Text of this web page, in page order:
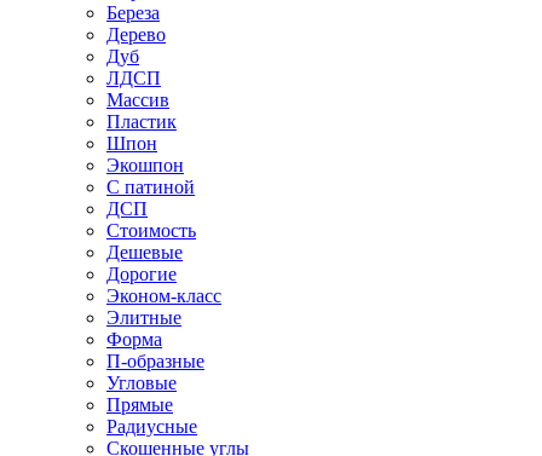
Береза
Дерево
Дуб
ЛДСП
Массив
Пластик
Шпон
Экошпон
С патиной
ДСП
Стоимость
Дешевые
Дорогие
Эконом-класс
Элитные
Форма
П-образные
Угловые
Прямые
Радиусные
Скошенные углы